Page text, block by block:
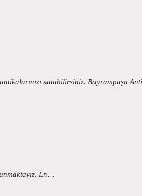
satabilirsiniz. Bayrampaşa
En…